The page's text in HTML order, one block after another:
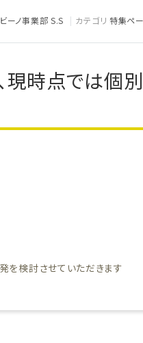
ビーノ事業部 S.S カテゴリ 特集ペ
現時点では個
を検討させていただきます